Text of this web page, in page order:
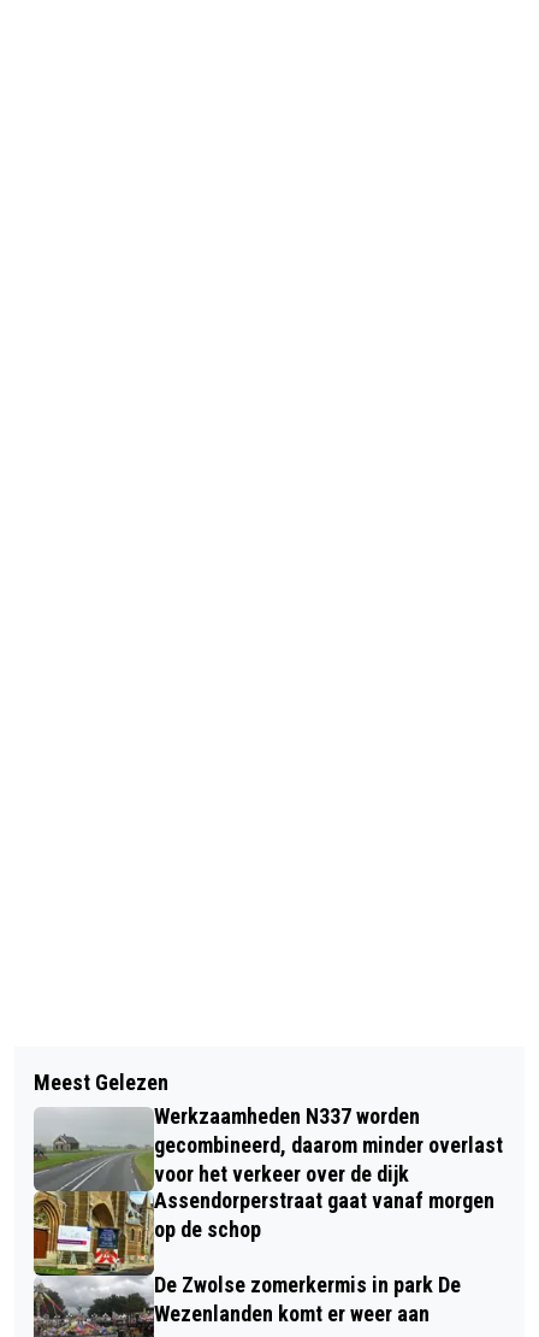
WEERONLINE VERWACHT EEN HETE
JUNI: WIND UIT HET OOSTEN MAAKT
HET WEER WARMER EN DROGER
NATUUR RONDOM WYTHMENERPLAS
EN GOLFBAAN WORDT NÓG
BELANGRIJKER EN AANGEMERKT ALS
LANDSCHAPSPARK
Meest Gelezen
Werkzaamheden N337 worden
gecombineerd, daarom minder overlast
voor het verkeer over de dijk
Assendorperstraat gaat vanaf morgen
op de schop
De Zwolse zomerkermis in park De
Wezenlanden komt er weer aan